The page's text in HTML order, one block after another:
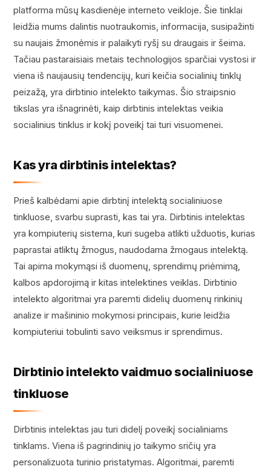
platforma mūsų kasdienėje interneto veikloje. Šie tinklai
leidžia mums dalintis nuotraukomis, informacija, susipažinti
su naujais žmonėmis ir palaikyti ryšį su draugais ir šeima.
Tačiau pastaraisiais metais technologijos sparčiai vystosi ir
viena iš naujausių tendencijų, kuri keičia socialinių tinklų
peizažą, yra dirbtinio intelekto taikymas. Šio straipsnio
tikslas yra išnagrinėti, kaip dirbtinis intelektas veikia
socialinius tinklus ir kokį poveikį tai turi visuomenei.
Kas yra dirbtinis intelektas?
Prieš kalbėdami apie dirbtinį intelektą socialiniuose
tinkluose, svarbu suprasti, kas tai yra. Dirbtinis intelektas
yra kompiuterių sistema, kuri sugeba atlikti užduotis, kurias
paprastai atliktų žmogus, naudodama žmogaus intelektą.
Tai apima mokymąsi iš duomenų, sprendimų priėmimą,
kalbos apdorojimą ir kitas intelektines veiklas. Dirbtinio
intelekto algoritmai yra paremti didelių duomenų rinkinių
analize ir mašininio mokymosi principais, kurie leidžia
kompiuteriui tobulinti savo veiksmus ir sprendimus.
Dirbtinio intelekto vaidmuo socialiniuose
tinkluose
Dirbtinis intelektas jau turi didelį poveikį socialiniams
tinklams. Viena iš pagrindinių jo taikymo sričių yra
personalizuota turinio pristatymas. Algoritmai, paremti